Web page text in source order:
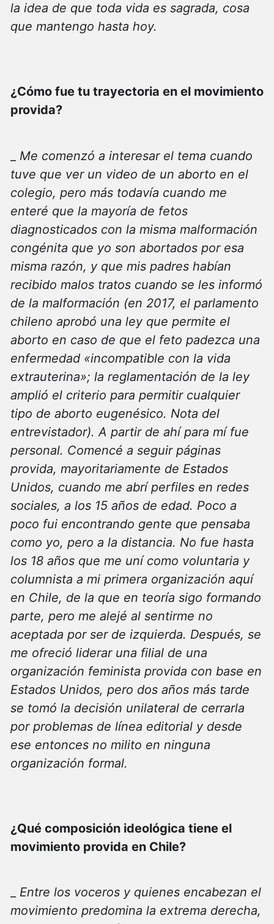
la idea de que toda vida es sagrada, cosa
que mantengo hasta hoy.
¿Cómo fue tu trayectoria en el movimiento
provida?
Me comenzó a interesar el tema cuando
tuve que ver un video de un aborto en el
colegio, pero más todavía cuando me
enteré que la mayoría de fetos
diagnosticados con la misma malformación
congénita que yo son abortados por esa
misma razón, y que mis padres habían
recibido malos tratos cuando se les informó
de la malformación (en 2017, el parlamento
chileno aprobó una ley que permite el
aborto en caso de que el feto padezca una
enfermedad «incompatible con la vida
extrauterina»; la reglamentación de la ley
amplió el criterio para permitir cualquier
tipo de aborto eugenésico. Nota del
entrevistador). A partir de ahí para mí fue
personal. Comencé a seguir páginas
provida, mayoritariamente de Estados
Unidos, cuando me abrí perfiles en redes
sociales, a los 15 años de edad. Poco a
poco fui encontrando gente que pensaba
como yo, pero a la distancia. No fue hasta
los 18 años que me uní como voluntaria y
columnista a mi primera organización aquí
en Chile, de la que en teoría sigo formando
parte, pero me alejé al sentirme no
aceptada por ser de izquierda. Después, se
me ofreció liderar una filial de una
organización feminista provida con base en
Estados Unidos, pero dos años más tarde
se tomó la decisión unilateral de cerrarla
por problemas de línea editorial y desde
ese entonces no milito en ninguna
organización formal.
¿Qué composición ideológica tiene el
movimiento provida en Chile?
Entre los voceros y quienes encabezan el
movimiento predomina la extrema derecha,